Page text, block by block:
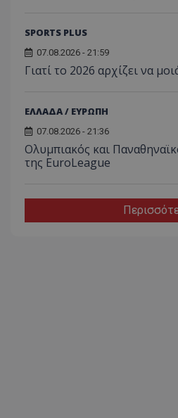
SPORTS PLUS
07.08.2026 - 21:59
Γιατί το 2026 αρχίζει να
ΕΛΛΑΔΑ / ΕΥΡΩΠΗ
07.08.2026 - 21:36
Ολυμπιακός και
της EuroLeague